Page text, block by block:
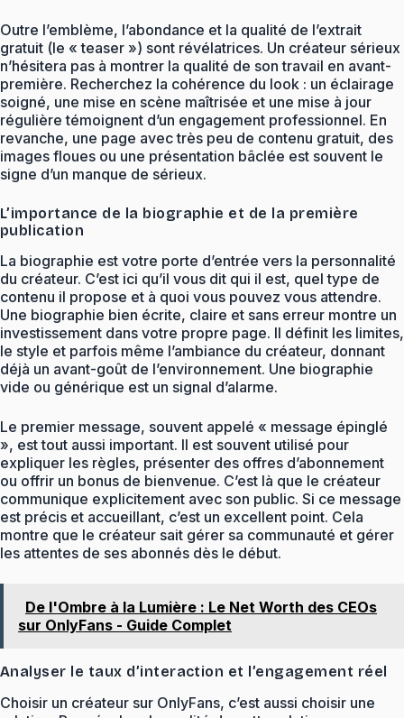
Outre l’emblème, l’abondance et la qualité de l’extrait
gratuit (le « teaser ») sont révélatrices. Un créateur sérieux
n’hésitera pas à montrer la qualité de son travail en avant-
première. Recherchez la cohérence du look : un éclairage
soigné, une mise en scène maîtrisée et une mise à jour
régulière témoignent d’un engagement professionnel. En
revanche, une page avec très peu de contenu gratuit, des
images floues ou une présentation bâclée est souvent le
signe d’un manque de sérieux.
L’importance de la biographie et de la première
publication
La biographie est votre porte d’entrée vers la personnalité
du créateur. C’est ici qu’il vous dit qui il est, quel type de
contenu il propose et à quoi vous pouvez vous attendre.
Une biographie bien écrite, claire et sans erreur montre un
investissement dans votre propre page. Il définit les limites,
le style et parfois même l’ambiance du créateur, donnant
déjà un avant-goût de l’environnement. Une biographie
vide ou générique est un signal d’alarme.
Le premier message, souvent appelé « message épinglé
», est tout aussi important. Il est souvent utilisé pour
expliquer les règles, présenter des offres d’abonnement
ou offrir un bonus de bienvenue. C’est là que le créateur
communique explicitement avec son public. Si ce message
est précis et accueillant, c’est un excellent point. Cela
montre que le créateur sait gérer sa communauté et gérer
les attentes de ses abonnés dès le début.
De l'Ombre à la Lumière : Le Net Worth des CEOs
sur OnlyFans - Guide Complet
Analyser le taux d’interaction et l’engagement réel
Choisir un créateur sur OnlyFans, c’est aussi choisir une